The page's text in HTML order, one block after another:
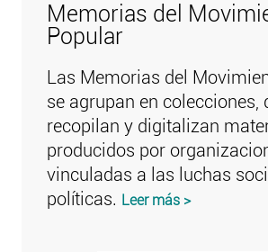
Memorias del
Popular
Las Memorias del
se agrupan en colecciones,
recopilan y digitalizan
producidos por
vinculadas a las luchas
políticas. Leer más >